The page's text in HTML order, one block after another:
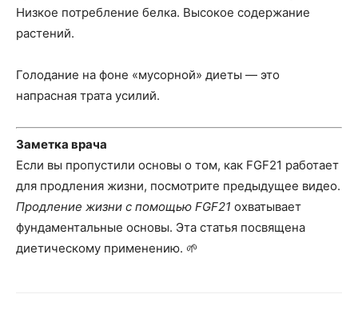
Низкое потребление белка. Высокое содержание
растений.
Голодание на фоне «мусорной» диеты — это
напрасная трата усилий.
Заметка врача
Если вы пропустили основы о том, как FGF21 работает
для продления жизни, посмотрите предыдущее видео.
Продление жизни с помощью FGF21 охватывает
фундаментальные основы. Эта статья посвящена
диетическому применению. 🌱